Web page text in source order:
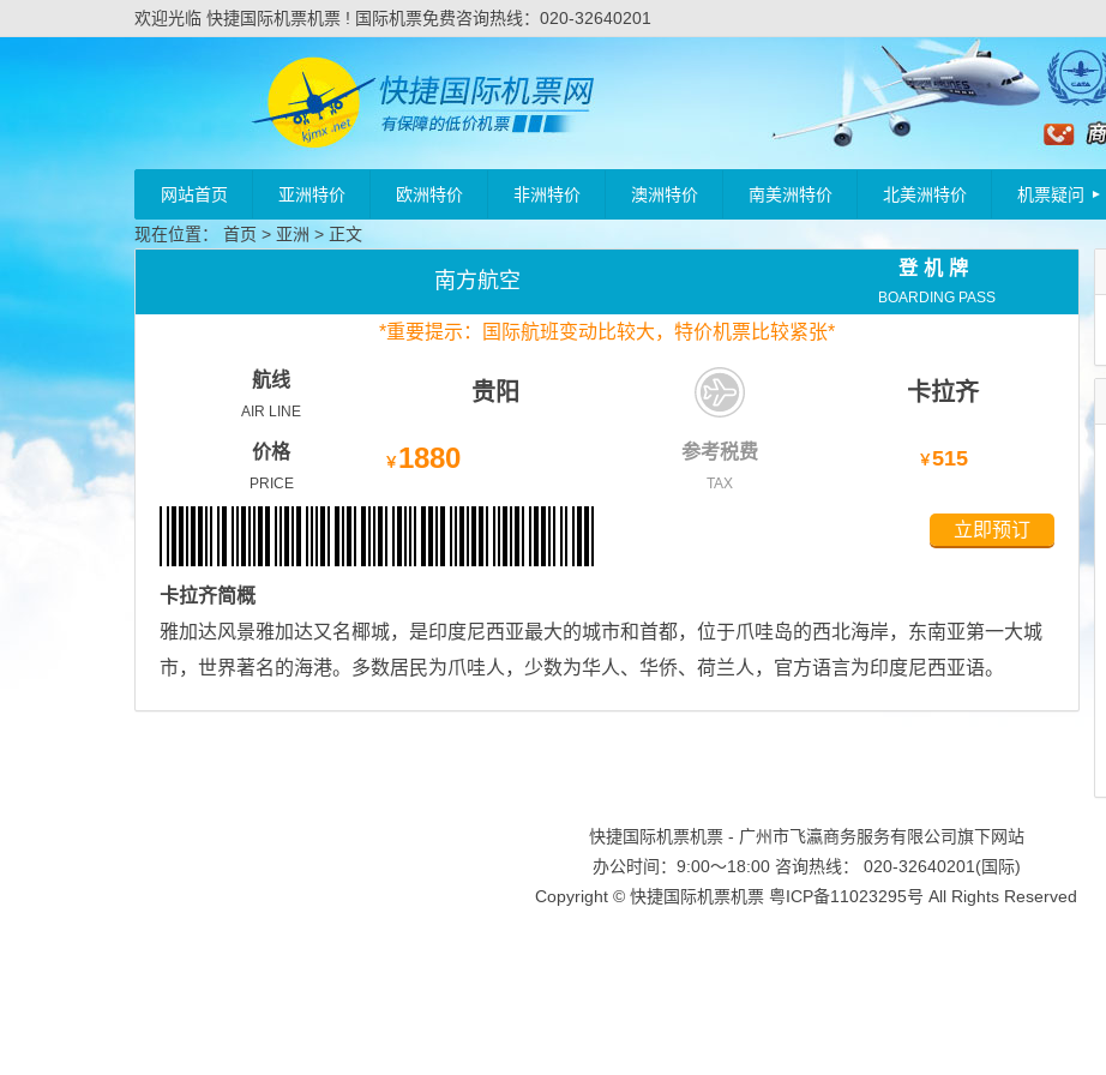
欢迎光临 快捷国际机票机票 ! 国际机票免费咨询热线：020-32640201
网站首页 亚洲特价 欧洲特价 非洲特价 澳洲特价 南美洲特价 北美洲特价 机票疑问
现在位置： 首页 > 亚洲 > 正文
南方航空
登机牌
BOARDING PASS
*重要提示：国际航班变动比较大，特价机票比较紧张*
航线
AIR LINE
贵阳 卡拉齐
价格
PRICE
￥ 1880 参考税费
TAX
￥515
立即预订
卡拉齐简概
雅加达风景雅加达又名椰城，是印度尼西亚最大的城市和首都，位于爪哇岛的西北海岸，东南亚第一大城
市，世界著名的海港。多数居民为爪哇人，少数为华人、华侨、荷兰人，官方语言为印度尼西亚语。
快捷国际机票机票 - 广州市飞瀛商务服务有限公司旗下网站
办公时间：9:00～18:00 咨询热线： 020-32640201(国际)
Copyright © 快捷国际机票机票 粤ICP备11023295号 All Rights Reserved